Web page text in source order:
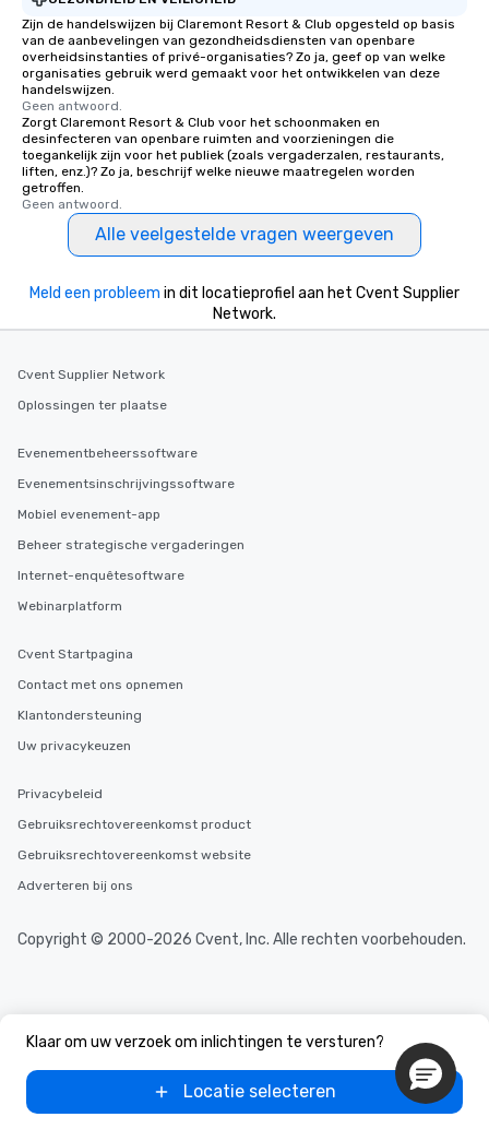
Zijn de handelswijzen bij Claremont Resort & Club opgesteld op basis
van de aanbevelingen van gezondheidsdiensten van openbare
overheidsinstanties of privé-organisaties? Zo ja, geef op van welke
organisaties gebruik werd gemaakt voor het ontwikkelen van deze
handelswijzen.
Geen antwoord.
Zorgt Claremont Resort & Club voor het schoonmaken en
desinfecteren van openbare ruimten and voorzieningen die
toegankelijk zijn voor het publiek (zoals vergaderzalen, restaurants,
liften, enz.)? Zo ja, beschrijf welke nieuwe maatregelen worden
getroffen.
Geen antwoord.
Alle veelgestelde vragen weergeven
Klaar om uw verzoek om inlichtingen te versturen?
Locatie selecteren
Meld een probleem in dit locatieprofiel aan het Cvent Supplier
Network.
Cvent Supplier Network
Oplossingen ter plaatse
Evenementbeheerssoftware
Evenementsinschrijvingssoftware
Mobiel evenement-app
Beheer strategische vergaderingen
Internet-enquêtesoftware
Webinarplatform
Cvent Startpagina
Contact met ons opnemen
Klantondersteuning
Uw privacykeuzen
Privacybeleid
Gebruiksrechtovereenkomst product
Gebruiksrechtovereenkomst website
Adverteren bij ons
Copyright © 2000-2026 Cvent, Inc. Alle rechten voorbehouden.